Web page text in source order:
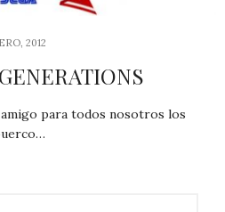
2012
para todos nosotros los